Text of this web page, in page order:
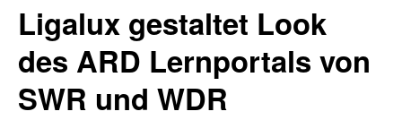
f_LAB
Ligalux gestaltet Look
des ARD Lernportals von
SWR und WDR